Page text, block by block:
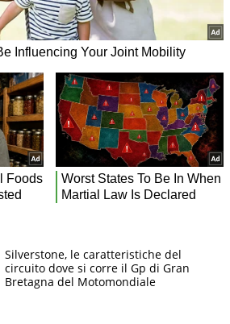
Silverstone, le caratteristiche del
circuito dove si corre il Gp di Gran
Bretagna del Motomondiale